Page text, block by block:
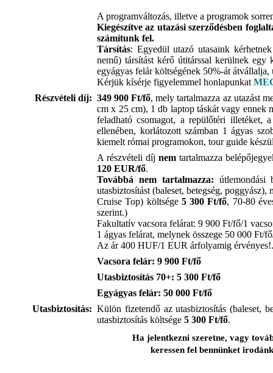
A programváltozás, illetve a programok
Kiegészítve az utazási szerződésben
számítunk fel.
Társítás: Egyedül utazó utasaink
nemű) társítást kérő útitárssal kerülnek
egyágyas felár költségének 50%-át
Kérjük kísérje figyelemmel honlapunkat
Részvételi díj: 349 900 Ft/fő, mely tartalmazza az utazást
cm x 25 cm), 1 db laptop táskát vagy ennek
feladható csomagot, a repülőtéri illetéket,
ellenében, korlátozott számban 1 ágyas
kiemelt római programokon, tour guide
A részvételi díj nem tartalmazza
120 EUR/fő.
Továbbá nem tartalmazza: útlemondási
utasbiztosítást (baleset, betegség,
Cruise Top) költsége 5 300 Ft/fő, 70-80
szerint.)
Fakultatív vacsora felárat: 9 900 Ft/fő/1
1 ágyas felárat, melynek összege 50 000 Ft/
Az ár 400 HUF/1 EUR árfolyamig érvényes!.
Vacsora felár: 9 900 Ft/fő
Utasbiztosítás 70+: 5 300 Ft/fő
Egyágyas felár: 50 000 Ft/fő
Utasbiztosítás: Külön fizetendő az utasbiztosítás (baleset,
utasbiztosítás költsége 5 300 Ft/fő.
Ha jelentkezni szeretne, vagy
keressen fel bennünket